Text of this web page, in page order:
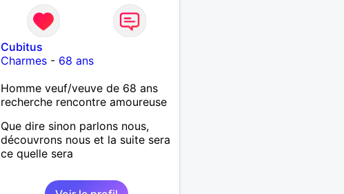
Cubitus
Charmes - 68 ans
Homme veuf/veuve de 68 ans
recherche rencontre amoureuse
Que dire sinon parlons nous,
découvrons nous et la suite sera
ce quelle sera